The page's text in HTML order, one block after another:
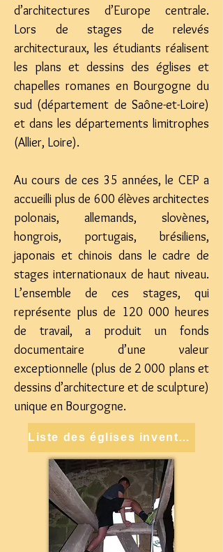
d’architectures d’Europe centrale.
Lors de stages de relevés
architecturaux, les étudiants réalisent
les plans et dessins des églises et
chapelles romanes en Bourgogne du
sud (département de Saône-et-Loire)
et dans les départements limitrophes
(Allier, Loire).
Au cours de ces 35 années, le CEP a
accueilli plus de 600 élèves architectes
polonais, allemands, slovènes,
hongrois, portugais, brésiliens,
japonais et chinois dans le cadre de
stages internationaux de haut niveau.
L’ensemble de ces stages, qui
représente plus de 120 000 heures
de travail, a produit un fonds
documentaire d’une valeur
exceptionnelle (plus de 2 000 plans et
dessins d’architecture et de sculpture)
unique en Bourgogne.
Liste des églises inventoriées